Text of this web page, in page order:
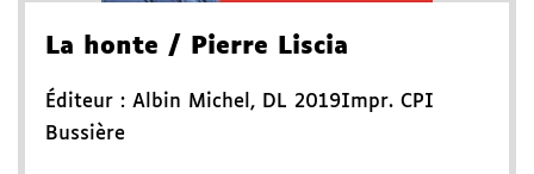
La honte / Pierre Liscia
Éditeur : Albin Michel, DL 2019Impr. CPI
Bussière